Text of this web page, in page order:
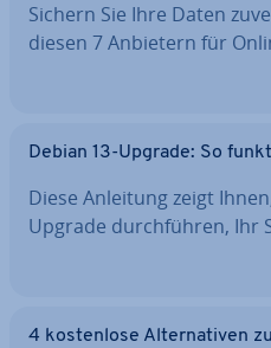
Sichern Sie Ihre Daten
diesen 7 Anbietern für
Debian 13-Upgrade: So
Diese Anleitung zeigt
Upgrade durch­füh­ren, Ihr
4 kos­ten­lo­se Al­ter­na­ti­ven